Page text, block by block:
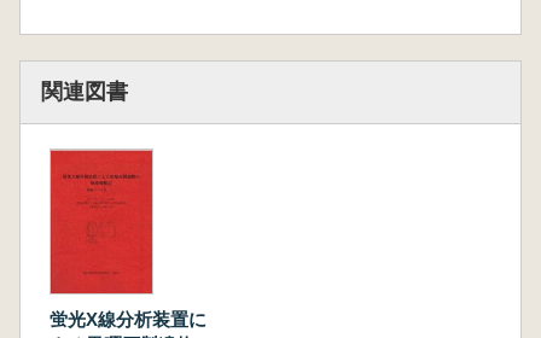
1 白滝服部台遺跡 47
2 美々2 遺跡 73
青森県
5 亀ヶ岡遺跡 92
群馬県
関連図書
蛍光X線分析装置に